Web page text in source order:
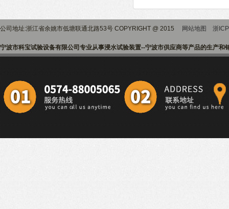
公司地址:浙江省余姚市低塘联通北路53号 COPYRIGHT @ 2015 网站地图 浙
宁波市科宝试验设备有限公司专业从事浸水试验装置--宁波市供应商等产品的生产